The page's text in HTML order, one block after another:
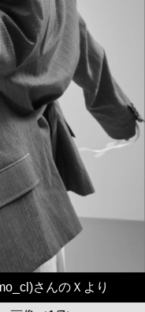
さんのＸより